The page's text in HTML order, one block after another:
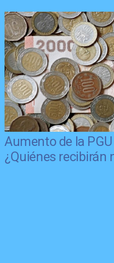
Aumento de la
¿Quiénes recibirán